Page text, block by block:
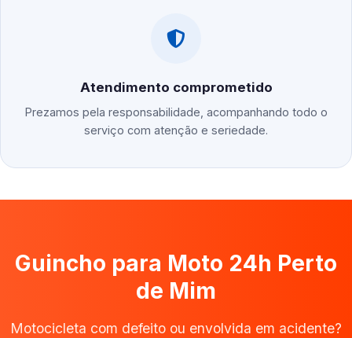
Atendimento comprometido
Prezamos pela responsabilidade, acompanhando todo o
serviço com atenção e seriedade.
Guincho para Moto 24h Perto
de Mim
Motocicleta com defeito ou envolvida em acidente?